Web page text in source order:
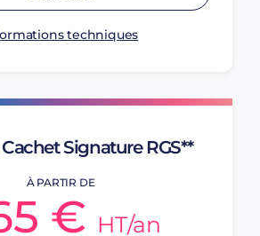
techniques
Signature RGS**
À PARTIR DE
€ HT/an